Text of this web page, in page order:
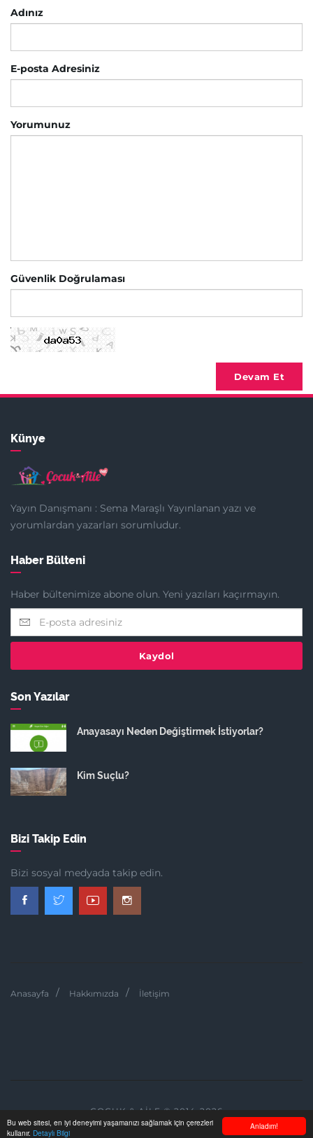
Anladım!
Bu web sitesi, en iyi deneyimi yaşamanızı sağlamak için çerezleri
kullanır. Detaylı Bilgi
Adınız
E-posta Adresiniz
Yorumunuz
Güvenlik Doğrulaması
Devam Et
Künye
Yayın Danışmanı : Sema Maraşlı Yayınlanan yazı ve
yorumlardan yazarları sorumludur.
Haber Bülteni
Haber bültenimize abone olun. Yeni yazıları kaçırmayın.
Kaydol
Son Yazılar
Anayasayı Neden Değiştirmek İstiyorlar?
Kim Suçlu?
Bizi Takip Edin
Bizi sosyal medyada takip edin.
Anasayfa Hakkımızda İletişim
ÇOCUK & AILE © 2014-2026